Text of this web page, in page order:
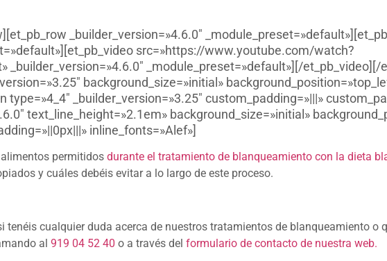
_builder_version=»4.6.0″
src=»https://www.youtube.com/watch?
_builder_version=»4.6.0″ _module_preset=»default»][/et_pb_video][/
background_size=»initial»
_builder_version=»3.25″ custom_padding=»|||»
text_line_height=»2.1em» background_size=»initial»
inline_fonts=»Alef»]
permitidos durante el tratamiento de blanqueamiento con la dieta
y cuáles debéis evitar a lo largo de este proceso.
tenéis cualquier duda acerca de nuestros tratamientos de blanqueamiento o
al 919 04 52 40 o a través del formulario de contacto de nuestra web.